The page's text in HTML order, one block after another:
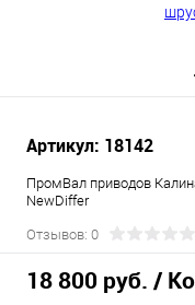
Артикул: 18142
ПромВал приводов
NewDiffer
Отзывов: 0
18 800 руб. /